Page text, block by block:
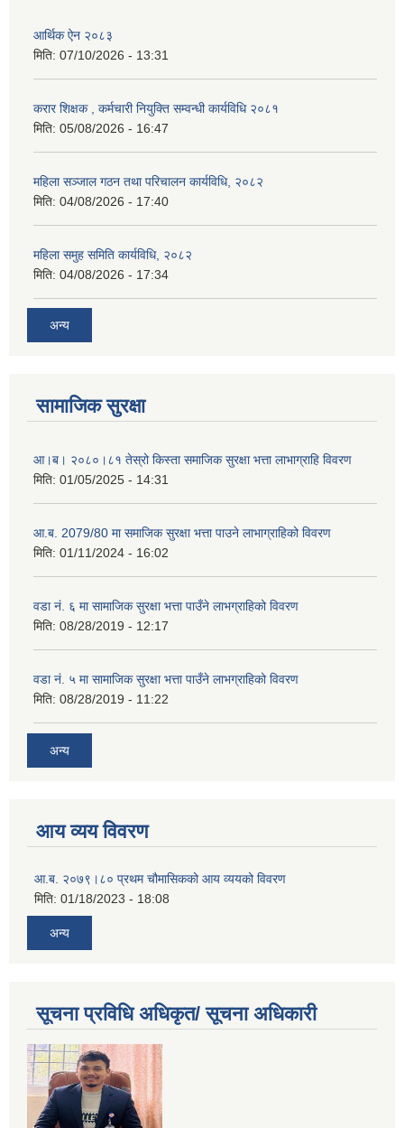
आर्थिक ऐन २०८३
मिति: 07/10/2026 - 13:31
करार शिक्षक , कर्मचारी नियुक्ति सम्वन्धी कार्यविधि २०८१
मिति: 05/08/2026 - 16:47
महिला सञ्जाल गठन तथा परिचालन कार्यविधि, २०८२
मिति: 04/08/2026 - 17:40
महिला समुह समिति कार्यविधि, २०८२
मिति: 04/08/2026 - 17:34
अन्य
सामाजिक सुरक्षा
आ।ब। २०८०।८१ तेस्रो किस्ता समाजिक सुरक्षा भत्ता लाभाग्राहि विवरण
मिति: 01/05/2025 - 14:31
आ.ब. 2079/80 मा समाजिक सुरक्षा भत्ता पाउने लाभाग्राहिको विवरण
मिति: 01/11/2024 - 16:02
वडा नं. ६ मा सामाजिक सुरक्षा भत्ता पाउँने लाभग्राहिको विवरण
मिति: 08/28/2019 - 12:17
वडा नं. ५ मा सामाजिक सुरक्षा भत्ता पाउँने लाभग्राहिको विवरण
मिति: 08/28/2019 - 11:22
अन्य
आय व्यय विवरण
आ.ब. २०७९।८० प्रथम चौमासिकको आय व्ययको विवरण
मिति: 01/18/2023 - 18:08
अन्य
सूचना प्रविधि अधिकृत/ सूचना अधिकारी